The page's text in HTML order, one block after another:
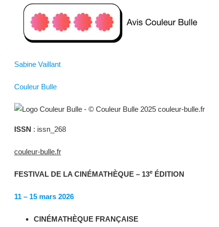
Sabine Vaillant
Couleur Bulle
ISSN : issn_268
couleur-bulle.fr
FESTIVAL DE LA CINÉMATHÈQUE – 13e ÉDITION
11 – 15 mars 2026
CINÉMATHÈQUE FRANÇAISE